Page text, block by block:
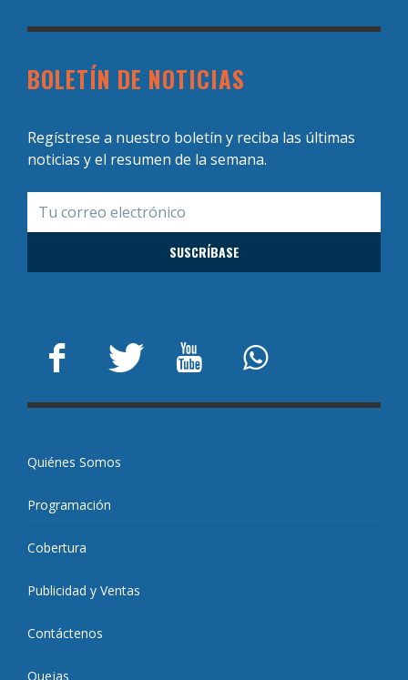
BOLETÍN DE NOTICIAS
Regístrese a nuestro boletín y reciba las últimas
noticias y el resumen de la semana.
Quiénes Somos
Programación
Cobertura
Publicidad y Ventas
Contáctenos
Quejas